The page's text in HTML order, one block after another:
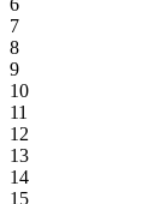
7
8
9
10
11
12
13
14
15